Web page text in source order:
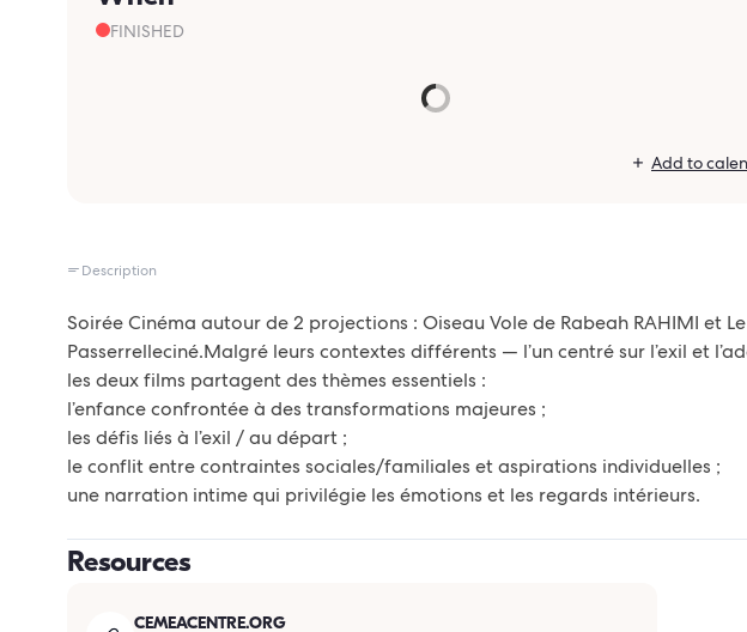
FINISHED
Add to
Description
Soirée Cinéma autour de 2 projections : Oiseau Vole de Rabeah RAHIMI et
Passerrelleciné.Malgré leurs contextes différents — l’un centré sur l’exil et
les deux films partagent des thèmes essentiels :
l’enfance confrontée à des transformations majeures ;
les défis liés à l’exil / au départ ;
le conflit entre contraintes sociales/familiales et aspirations individuelles ;
une narration intime qui privilégie les émotions et les regards intérieurs.
Resources
CEMEACENTRE.ORG